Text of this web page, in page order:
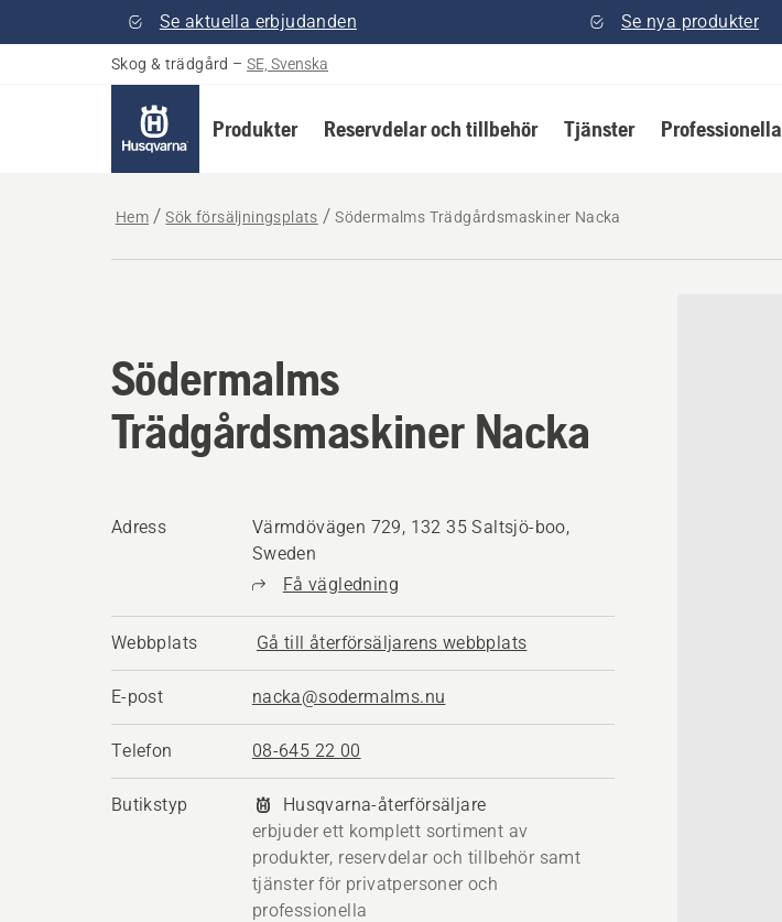
Se aktuella erbjudanden Se nya produkter
Skog & trädgård – SE, Svenska
Produkter Reservdelar och tillbehör Tjänster Professionella
Hem Sök försäljningsplats Södermalms Trädgårdsmaskiner Nacka
Södermalms
Trädgårdsmaskiner Nacka
Adress
Värmdövägen 729, 132 35 Saltsjö-boo,
Sweden
Få vägledning
Webbplats Gå till återförsäljarens webbplats
E-post nacka@sodermalms.nu
Telefon 08-645 22 00
Butikstyp
Husqvarna-återförsäljare
erbjuder ett komplett sortiment av
produkter, reservdelar och tillbehör samt
tjänster för privatpersoner och
professionella